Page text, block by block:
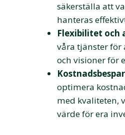
säkerställa att
hanteras
Flexibilitet och
våra tjänster för
och visioner för
optimera
med kvaliteten,
värde för era